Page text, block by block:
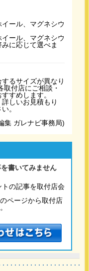
ール、マグネシウ
ール、マグネシウ
に応じて選べま
るサイズが異なり
取付店にご相談・
すめします。
しいお見積もり
。
集 ガレナビ事務局)
書いてみません
の記事を取付店会
ページから取付店